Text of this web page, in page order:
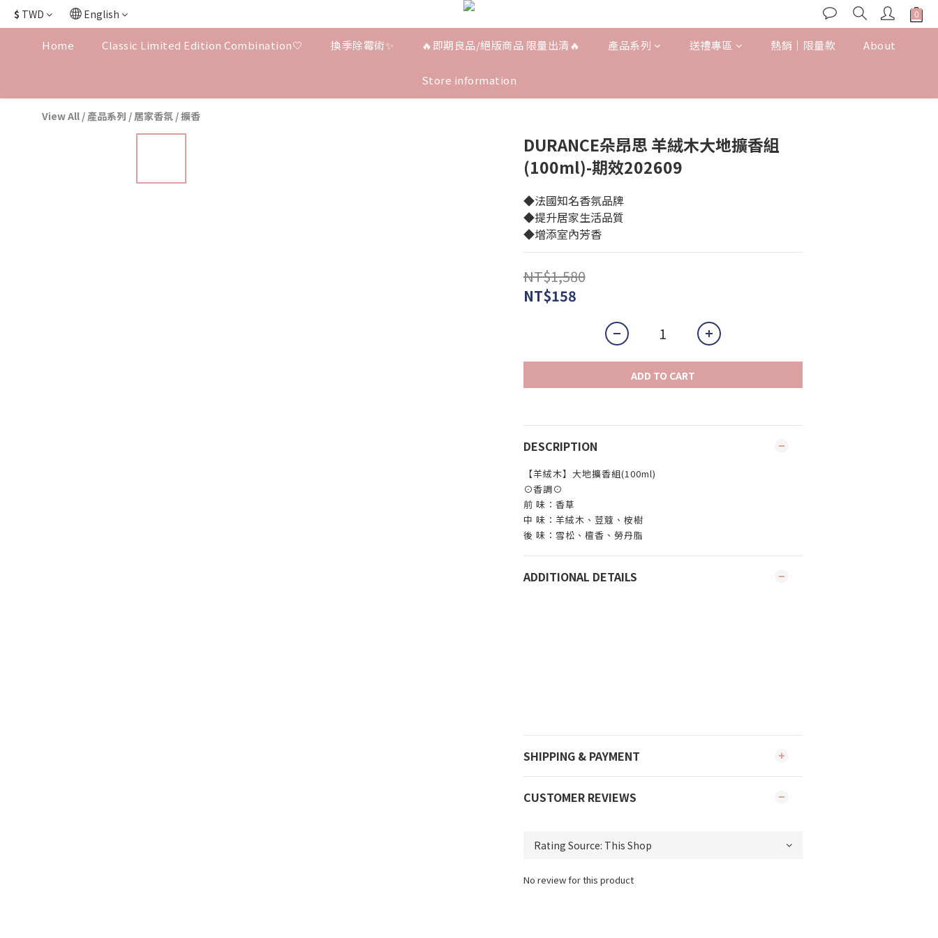
$ TWD English
Home Classic Limited Edition Combination🤍 換季除霉術✨ 🔥即期良品/絕版商品 限量出清🔥 產品系列 送禮專區 熱銷｜限量款 About
Store information
View All / 產品系列 /居家香氛 /擴香
DURANCE朵昂思 羊絨木大地擴香組
(100ml)-期效202609
◆法國知名香氛品牌
◆提升居家生活品質
◆增添室內芳香
NT$1,580
NT$158
ADD TO CART
DESCRIPTION
【羊絨木】大地擴香組(100ml)
⊙香調⊙
前 味： 香草
中 味： 羊絨木 、 荳蔻 、 桉樹
後 味： 雪松 、 檀香 、 勞丹脂
ADDITIONAL DETAILS
SHIPPING & PAYMENT
CUSTOMER REVIEWS
No review for this product